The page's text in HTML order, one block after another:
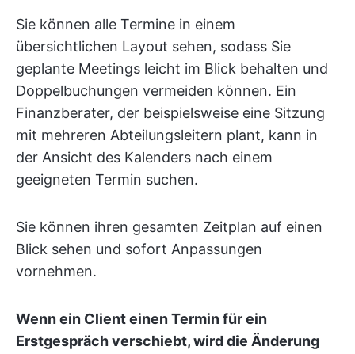
Sie können alle Termine in einem
übersichtlichen Layout sehen, sodass Sie
geplante Meetings leicht im Blick behalten und
Doppelbuchungen vermeiden können. Ein
Finanzberater, der beispielsweise eine Sitzung
mit mehreren Abteilungsleitern plant, kann in
der Ansicht des Kalenders nach einem
geeigneten Termin suchen.
Sie können ihren gesamten Zeitplan auf einen
Blick sehen und sofort Anpassungen
vornehmen.
Wenn ein Client einen Termin für ein
Erstgespräch verschiebt, wird die Änderung